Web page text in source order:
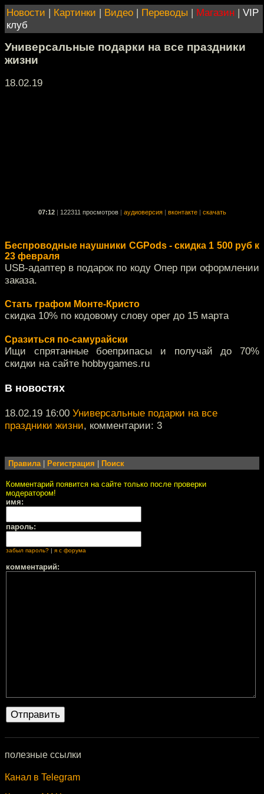
Новости | Картинки | Видео | Переводы | Магазин | VIP
клуб
Универсальные подарки на все праздники
жизни
18.02.19
07:12 122311 просмотров аудиоверсия вконтакте скачать
Беспроводные наушники CGPods - скидка 1 500 руб к
23 февраля
USB-адаптер в подарок по коду Опер при оформлении
заказа.
Стать графом Монте-Кристо
скидка 10% по кодовому слову oper до 15 марта
Сразиться по-самурайски
Ищи спрятанные боеприпасы и получай до 70%
скидки на сайте hobbygames.ru
В новостях
18.02.19 16:00 Универсальные подарки на все
праздники жизни, комментарии: 3
Правила| Регистрация Поиск
Комментарий появится на сайте только после проверки
модератором!
имя:
пароль:
забыл пароль? я с форума
комментарий:
полезные ссылки
Канал в Telegram